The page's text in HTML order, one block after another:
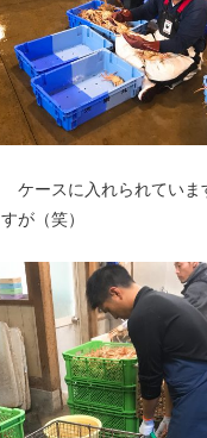
ケースに入れられていま
が（笑）